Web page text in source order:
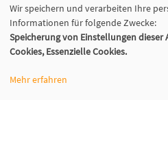
Öffnungszeiten
Mo-Do:
09:30 – 12:00 Uhr und
13:00 – 15:30 Uhr
9:30 – 12:00 Uhr
Wir speichern und verarbeiten Ihre
Informationen für folgende Zwecke:
Speicherung von Einstellungen
Cookies, Essenzielle Cookies.
Mehr erfahren